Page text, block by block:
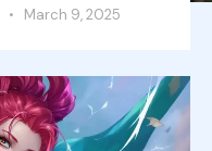
March 9, 2025